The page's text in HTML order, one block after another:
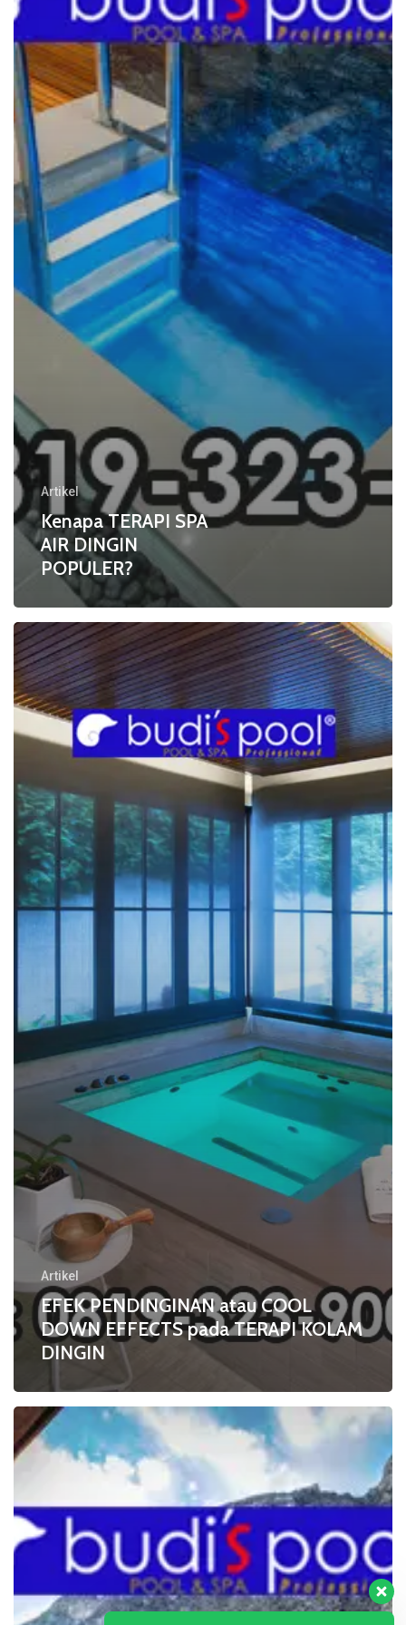
Artikel
Kenapa TERAPI SPA
AIR DINGIN
POPULER?
EFEK
PENDINGINAN
atau
COOL
DOWN
EFFECTS
pada
TERAPI
KOLAM
DINGIN
Artikel
EFEK PENDINGINAN atau COOL
DOWN EFFECTS pada TERAPI KOLAM
DINGIN
Inilah
MANFAAT
KOLAM
DINGIN
atau
COLD